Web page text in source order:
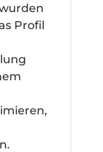
Profil